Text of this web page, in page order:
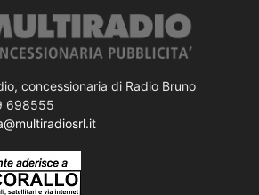
concessionaria di Radio Bruno
698555